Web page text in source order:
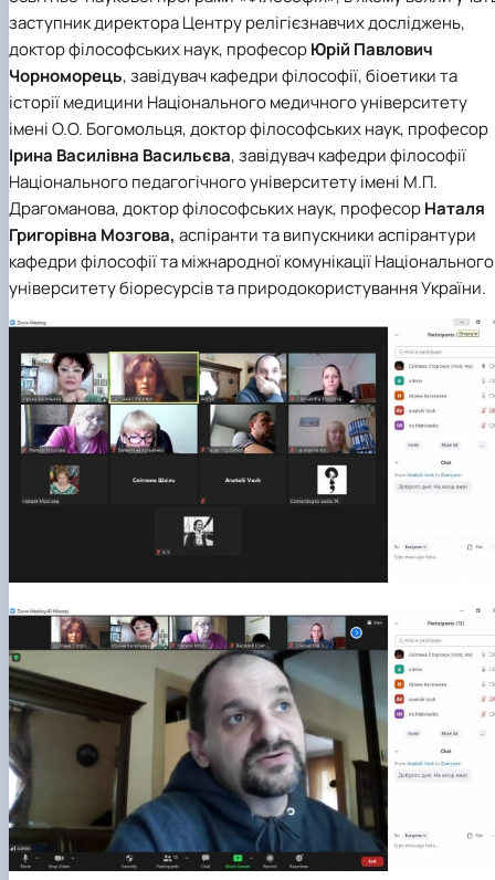
клуб»
Науковий гурток «Філософські проблеми
міжособистісної та міжгрупової комунікаці…
Науковий гурток «Історія держави і права
України»
заступник директора Центру релігієзнавчих досліджень,
доктор філософських наук, професорЮрій Павлович
Чорноморець, завідувач кафедри філософії, біоетики та
історії медицини Національного медичного університету
імені О.О. Богомольця, доктор філософських наук, професор
Ірина Василівна Васильєва, завідувач кафедри філософії
Національного педагогічного університету імені М.П.
Драгоманова, доктор філософських наук, професорНаталя
Григорівна Мозгова, аспіранти та випускники аспірантури
кафедри філософії та міжнародної комунікаціїНаціонального
університету біоресурсів та природокористування України.